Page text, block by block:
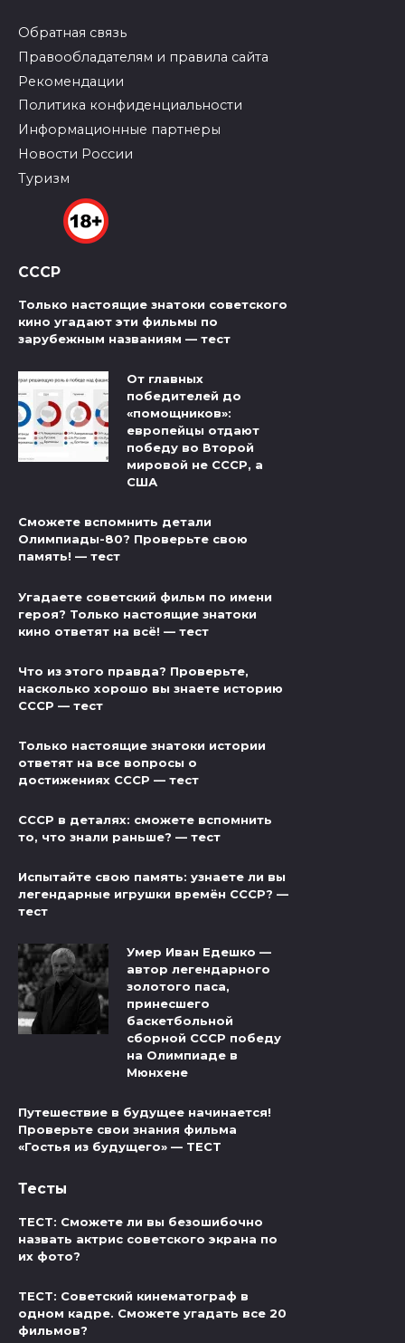
Обратная связь
Правообладателям и правила сайта
Рекомендации
Политика конфиденциальности
Информационные партнеры
Новости России
Туризм
СССР
Только настоящие знатоки советского
кино угадают эти фильмы по
зарубежным названиям — тест
От главных
победителей до
«помощников»:
европейцы отдают
победу во Второй
мировой не СССР, а
США
Сможете вспомнить детали
Олимпиады-80? Проверьте свою
память! — тест
Угадаете советский фильм по имени
героя? Только настоящие знатоки
кино ответят на всё! — тест
Что из этого правда? Проверьте,
насколько хорошо вы знаете историю
СССР — тест
Только настоящие знатоки истории
ответят на все вопросы о
достижениях СССР — тест
СССР в деталях: сможете вспомнить
то, что знали раньше? — тест
Испытайте свою память: узнаете ли вы
легендарные игрушки времён СССР? —
тест
Умер Иван Едешко —
автор легендарного
золотого паса,
принесшего
баскетбольной
сборной СССР победу
на Олимпиаде в
Мюнхене
Путешествие в будущее начинается!
Проверьте свои знания фильма
«Гостья из будущего» — ТЕСТ
Тесты
ТЕСТ: Сможете ли вы безошибочно
назвать актрис советского экрана по
их фото?
ТЕСТ: Советский кинематограф в
одном кадре. Сможете угадать все 20
фильмов?